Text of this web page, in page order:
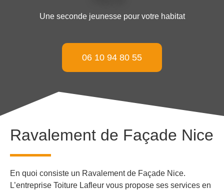
Une seconde jeunesse pour votre habitat
06 10 94 80 55
Ravalement de Façade Nice
En quoi consiste un Ravalement de Façade Nice.
L’entreprise Toiture Lafleur vous propose ses services en